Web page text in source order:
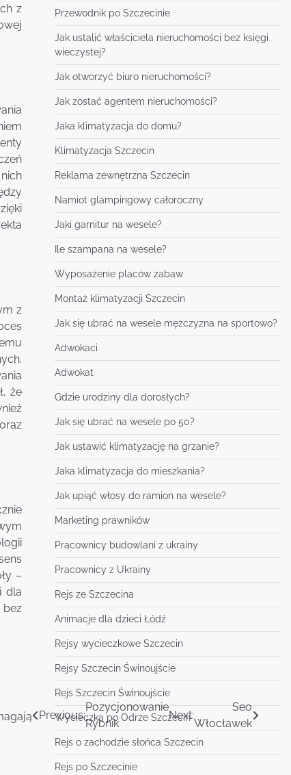
z
z
że
–
dla
bez
Previous:
Pozycjonowanie
Rybnik
Next:
Seo
Włocławek
Przewodnik po Szczecinie
Jak ustalić właściciela nieruchomości bez księgi
wieczystej?
Jak otworzyć biuro nieruchomości?
Jak zostać agentem nieruchomości?
Jaka klimatyzacja do domu?
Klimatyzacja Szczecin
Reklama zewnętrzna Szczecin
Namiot glampingowy całoroczny
Jaki garnitur na wesele?
Ile szampana na wesele?
Wyposażenie placów zabaw
Montaż klimatyzacji Szczecin
Jak się ubrać na wesele mężczyzna na sportowo?
Adwokaci
Adwokat
Gdzie urodziny dla dorosłych?
Jak się ubrać na wesele po 50?
Jak ustawić klimatyzację na grzanie?
Jaka klimatyzacja do mieszkania?
Jak upiąć włosy do ramion na wesele?
Marketing prawników
Pracownicy budowlani z ukrainy
Pracownicy z Ukrainy
Rejs ze Szczecina
Animacje dla dzieci Łódź
Rejsy wycieczkowe Szczecin
Rejsy Szczecin Świnoujście
Rejs Szczecin Świnoujście
Wycieczka po Odrze Szczecin
Rejs o zachodzie słońca Szczecin
Rejs po Szczecinie